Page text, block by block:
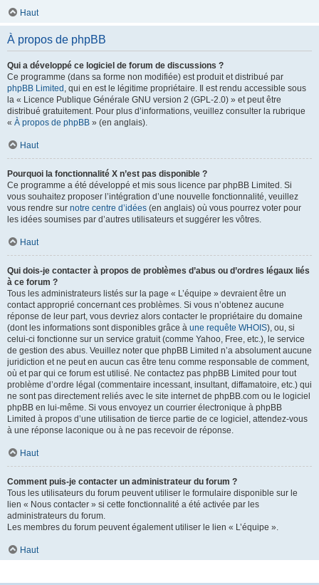
Haut
À propos de phpBB
Qui a développé ce logiciel de forum de discussions ?
Ce programme (dans sa forme non modifiée) est produit et distribué par
phpBB Limited , qui en est le légitime propriétaire. Il est rendu accessible sous
la « Licence Publique Générale GNU version 2 (GPL-2.0) » et peut être
distribué gratuitement. Pour plus d’informations, veuillez consulter la rubrique
« À propos de phpBB » (en anglais).
Haut
Pourquoi la fonctionnalité X n’est pas disponible ?
Ce programme a été développé et mis sous licence par phpBB Limited. Si
vous souhaitez proposer l’intégration d’une nouvelle fonctionnalité, veuillez
vous rendre sur notre centre d’idées (en anglais) où vous pourrez voter pour
les idées soumises par d’autres utilisateurs et suggérer les vôtres.
Haut
Qui dois-je contacter à propos de problèmes d’abus ou d’ordres légaux liés
à ce forum ?
Tous les administrateurs listés sur la page « L’équipe » devraient être un
contact approprié concernant ces problèmes. Si vous n’obtenez aucune
réponse de leur part, vous devriez alors contacter le propriétaire du domaine
(dont les informations sont disponibles grâce à une requête WHOIS), ou, si
celui-ci fonctionne sur un service gratuit (comme Yahoo, Free, etc.), le service
de gestion des abus. Veuillez noter que phpBB Limited n’a absolument aucune
juridiction et ne peut en aucun cas être tenu comme responsable de comment,
où et par qui ce forum est utilisé. Ne contactez pas phpBB Limited pour tout
problème d’ordre légal (commentaire incessant, insultant, diffamatoire, etc.) qui
ne sont pas directement reliés avec le site internet de phpBB.com ou le logiciel
phpBB en lui-même. Si vous envoyez un courrier électronique à phpBB
Limited à propos d’une utilisation de tierce partie de ce logiciel, attendez-vous
à une réponse laconique ou à ne pas recevoir de réponse.
Haut
Comment puis-je contacter un administrateur du forum ?
Tous les utilisateurs du forum peuvent utiliser le formulaire disponible sur le
lien « Nous contacter » si cette fonctionnalité a été activée par les
administrateurs du forum.
Les membres du forum peuvent également utiliser le lien « L’équipe ».
Haut